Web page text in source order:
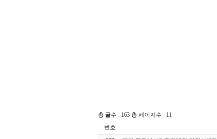
총 글수 : 163 총 페이지수 : 11
번호